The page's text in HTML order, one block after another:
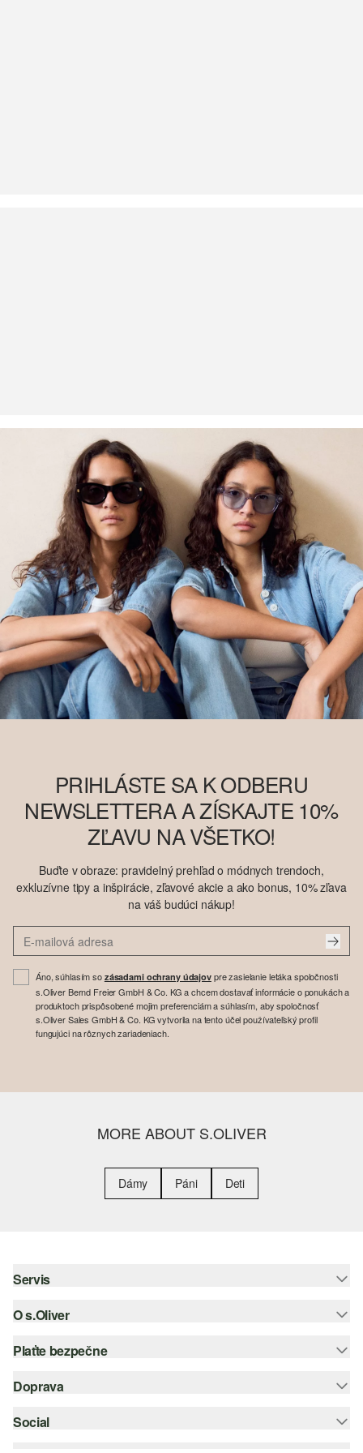
PRIHLÁSTE SA K ODBERU
NEWSLETTERA A ZÍSKAJTE 10%
ZĽAVU NA VŠETKO!
Buďte v obraze: pravidelný prehľad o módnych trendoch,
exkluzívne tipy a inšpirácie, zľavové akcie a ako bonus, 10% zľava
na váš budúci nákup!
Áno, súhlasím so zásadami ochrany údajovpre zasielanie letáka spoločnosti
s.Oliver Bernd Freier GmbH & Co. KG a chcem dostavať informácie o ponukách a
produktoch prispôsobené mojim preferenciám a súhlasím, aby spoločnosť
s.Oliver Sales GmbH & Co. KG vytvorila na tento účel používateľský profil
fungujúci na rôznych zariadeniach.
MORE ABOUT S.OLIVER
Dámy Páni Deti
Servis
Pomoc a FAQ
Nápoveda k veľkostiam
O s.Oliver
Leták
s.Oliver Group
Plaťte bezpečne
Kreditná karta
PayPal
Doprava
Slovenská pošta
Social